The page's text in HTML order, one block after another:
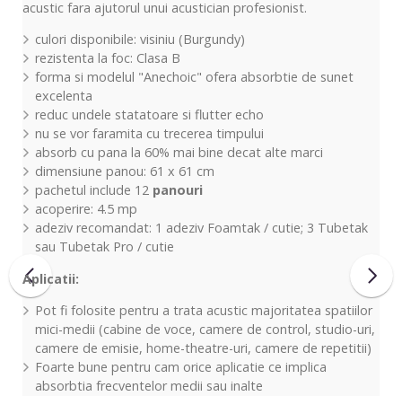
acustic fara ajutorul unui acustician profesionist.
culori disponibile: visiniu (Burgundy)
rezistenta la foc: Clasa B
forma si modelul "Anechoic" ofera absorbtie de sunet
excelenta
reduc undele statatoare si flutter echo
nu se vor faramita cu trecerea timpului
absorb cu pana la 60% mai bine decat alte marci
dimensiune panou: 61 x 61 cm
pachetul include 12 panouri
acoperire: 4.5 mp
adeziv recomandat: 1 adeziv Foamtak / cutie; 3 Tubetak
sau Tubetak Pro / cutie
Aplicatii:
Pot fi folosite pentru a trata acustic majoritatea spatiilor
mici-medii (cabine de voce, camere de control, studio-uri,
camere de emisie, home-theatre-uri, camere de repetitii)
Foarte bune pentru cam orice aplicatie ce implica
absorbtia frecventelor medii sau inalte